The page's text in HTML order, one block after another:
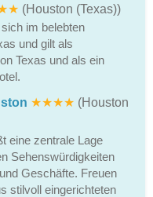
(Houston (Texas))
im belebten
und gilt als
Texas und als ein
★★★★ (Houston
eine zentrale Lage
Sehenswürdigkeiten
Geschäfte. Freuen
stilvoll eingerichteten